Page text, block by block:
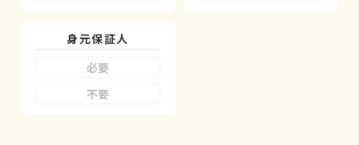
身元保証人
必要
不要